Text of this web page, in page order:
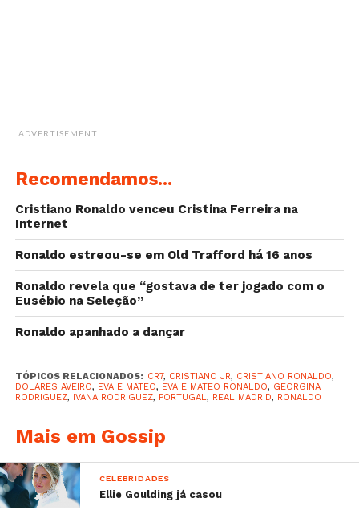
ADVERTISEMENT
Recomendamos...
Cristiano Ronaldo venceu Cristina Ferreira na
Internet
Ronaldo estreou-se em Old Trafford há 16 anos
Ronaldo revela que “gostava de ter jogado com o
Eusébio na Seleção”
Ronaldo apanhado a dançar
TÓPICOS RELACIONADOS: CR7, CRISTIANO JR, CRISTIANO RONALDO,
DOLARES AVEIRO, EVA E MATEO, EVA E MATEO RONALDO, GEORGINA
RODRIGUEZ, IVANA RODRIGUEZ, PORTUGAL, REAL MADRID, RONALDO
Mais em Gossip
CELEBRIDADES
Ellie Goulding já casou